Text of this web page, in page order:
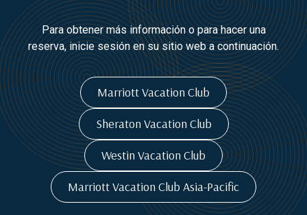
Para obtener más información o para hacer una
reserva, inicie sesión en su sitio web a continuación.
Marriott Vacation Club
Sheraton Vacation Club
Westin Vacation Club
Marriott Vacation Club Asia-Pacific